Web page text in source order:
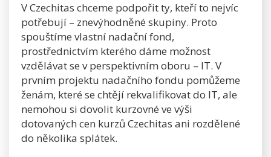
V Czechitas chceme podpořit ty, kteří to nejvíc
potřebují – znevýhodněné skupiny. Proto
spouštíme vlastní nadační fond,
prostřednictvím kterého dáme možnost
vzdělávat se v perspektivním oboru – IT. V
prvním projektu nadačního fondu pomůžeme
ženám, které se chtějí rekvalifikovat do IT, ale
nemohou si dovolit kurzovné ve výši
dotovaných cen kurzů Czechitas ani rozdělené
do několika splátek.